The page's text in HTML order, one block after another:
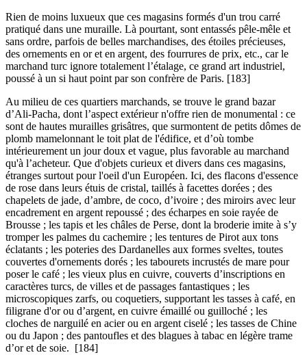
Rien de moins luxueux que ces magasins formés d'un trou carré
pratiqué dans une muraille. Là pourtant, sont entassés pêle-mêle et
sans ordre, parfois de belles marchandises, des étoiles précieuses,
des ornements en or et en argent, des fourrures de prix, etc., car le
marchand turc ignore totalement l’étalage, ce grand art industriel,
poussé à un si haut point par son confrère de Paris. [183]
Au milieu de ces quartiers marchands, se trouve le grand bazar
d’Ali-Pacha, dont l’aspect extérieur n'offre rien de monumental : ce
sont de hautes murailles grisâtres, que surmontent de petits dômes de
plomb mamelonnant le toit plat de l'édifice, et d’où tombe
intérieurement un jour doux et vague, plus favorable au marchand
qu'à l’acheteur. Que d'objets curieux et divers dans ces magasins,
étranges surtout pour l'oeil d'un Européen. Ici, des flacons d'essence
de rose dans leurs étuis de cristal, taillés à facettes dorées ; des
chapelets de jade, d’ambre, de coco, d’ivoire ; des miroirs avec leur
encadrement en argent repoussé ; des écharpes en soie rayée de
Brousse ; les tapis et les châles de Perse, dont la broderie imite à s’y
tromper les palmes du cachemire ; les tentures de Pirot aux tons
éclatants ; les poteries des Dardanelles aux formes sveltes, toutes
couvertes d'ornements dorés ; les tabourets incrustés de mare pour
poser le café ; les vieux plus en cuivre, couverts d’inscriptions en
caractères turcs, de villes et de passages fantastiques ; les
microscopiques zarfs, ou coquetiers, supportant les tasses à café, en
filigrane d'or ou d’argent, en cuivre émaillé ou guilloché ; les
cloches de narguilé en acier ou en argent ciselé ; les tasses de Chine
ou du Japon ; des pantoufles et des blagues à tabac en légère trame
d’or et de soie. [184]